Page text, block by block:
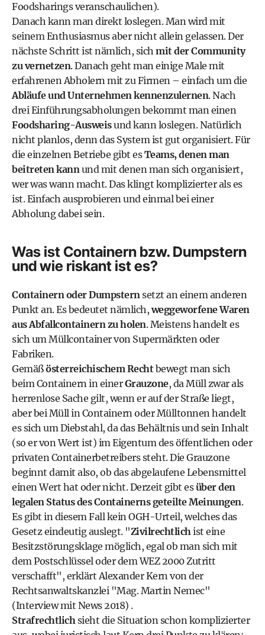
Foodsharings veranschaulichen).
Danach kann man direkt loslegen. Man wird mit
seinem Enthusiasmus aber nicht allein gelassen. Der
nächste Schritt ist nämlich, sich mit der Community
zu vernetzen. Danach geht man einige Male mit
erfahrenen Abholern mit zu Firmen – einfach um die
Abläufe und Unternehmen kennenzulernen. Nach
drei Einführungsabholungen bekommt man einen
Foodsharing-Ausweisund kann loslegen. Natürlich
nicht planlos, denn das System ist gut organisiert. Für
die einzelnen Betriebe gibt esTeams, denen man
beitreten kannund mit denen man sich organisiert,
wer was wann macht. Das klingt komplizierter als es
ist. Einfach ausprobieren und einmal bei einer
Abholung dabei sein.
Was ist Containern bzw. Dumpstern
und wie riskant ist es?
Containern oderDumpsternsetzt an einem anderen
Punkt an. Es bedeutet nämlich,weggeworfene Waren
aus Abfallcontainern zu holen. Meistens handelt es
sich um Müllcontainer von Supermärkten oder
Fabriken.
Gemäßösterreichischem Rechtbewegt man sich
beim Containern in einerGrauzone, da Müll zwar als
herrenlose Sache gilt, wenn er auf der Straße liegt,
aber bei Müll in Containern oder Mülltonnen handelt
es sich um Diebstahl, da das Behältnis und sein Inhalt
(so er von Wert ist) im Eigentum des öffentlichen oder
privaten Containerbetreibers steht. Die Grauzone
beginnt damit also, ob das abgelaufene Lebensmittel
einen Wert hat oder nicht. Derzeit gibt esüber den
legalen Status des Containerns geteilte Meinungen.
Es gibt in diesem Fall kein OGH-Urteil, welches das
Gesetz eindeutig auslegt. "Zivilrechtlichist eine
Besitzstörungsklage möglich, egal ob man sich mit
dem Postschlüssel oder dem WEZ 2000 Zutritt
verschafft", erklärt Alexander Kern von der
Rechtsanwaltskanzlei "Mag. Martin Nemec"
(Interview mit News 2018) .
Strafrechtlichsieht die Situation schon komplizierter